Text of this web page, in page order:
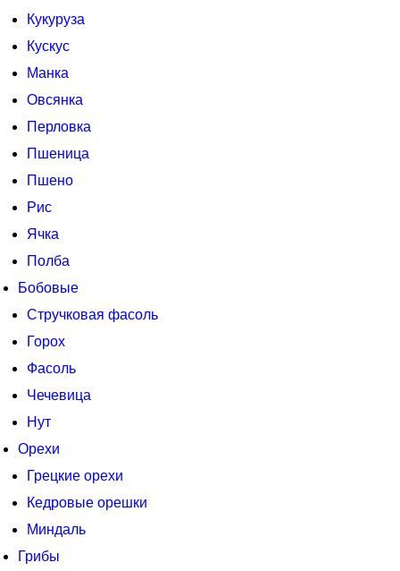
Кукуруза
Кускус
Манка
Овсянка
Перловка
Пшеница
Пшено
Рис
Ячка
Полба
Бобовые
Стручковая фасоль
Горох
Фасоль
Чечевица
Нут
Орехи
Грецкие орехи
Кедровые орешки
Миндаль
Грибы